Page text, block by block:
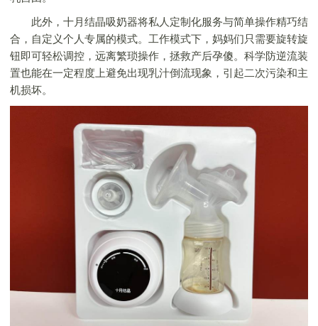
此外，十月结晶吸奶器将私人定制化服务与简单操作精巧结
合，自定义个人专属的模式。工作模式下，妈妈们只需要旋转旋
钮即可轻松调控，远离繁琐操作，拯救产后孕傻。科学防逆流装
置也能在一定程度上避免出现乳汁倒流现象，引起二次污染和主
机损坏。